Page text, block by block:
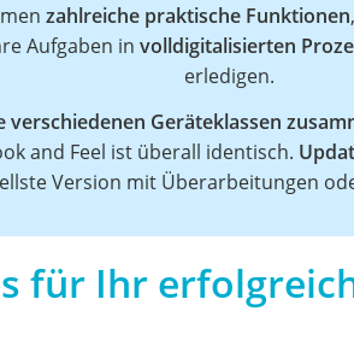
zahlreiche praktische Funktionen
Aufgaben in volldigitalisierten
erledigen.
verschiedenen Geräteklassen
and Feel ist überall identisch.
Version mit Überarbeitungen
für Ihr